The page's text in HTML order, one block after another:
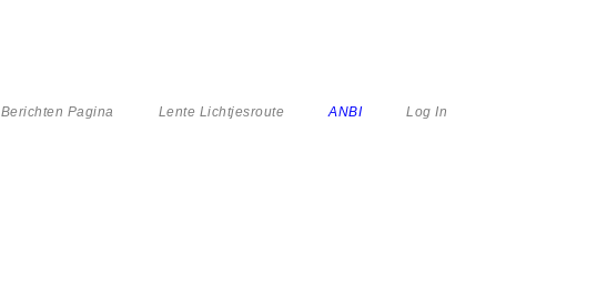
Berichten Pagina Lente Lichtjesroute ANBI Log In